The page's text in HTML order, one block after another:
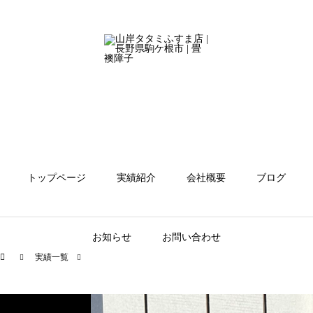
トップページ 実績紹介 会社概要 ブログ
お知らせ お問い合わせ
実績一覧